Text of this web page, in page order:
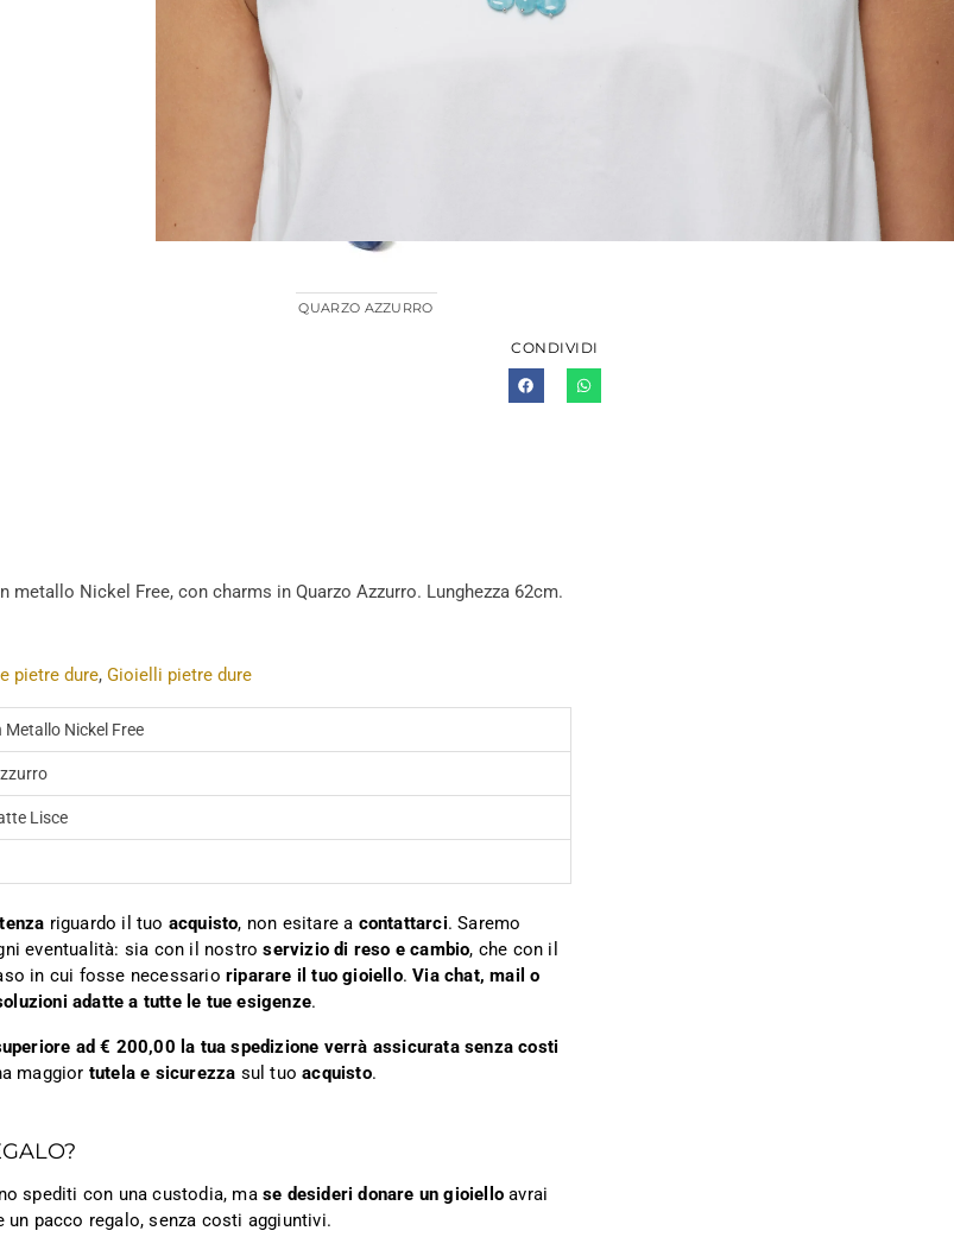
QUARZO AZZURRO
CONDIVIDI
metallo Nickel Free, con charms in Quarzo Azzurro. Lunghezza 62cm.
pietre dure, Gioielli pietre dure
Metallo Nickel Free
Lisce
riguardo il tuo acquisto, non esitare a contattarci. Saremo
eventualità: sia con il nostroservizio di reso e cambio, che con il
in cui fosse necessarioriparare il tuo gioiello.Via chat, mail o
adatte a tutte le tue esigenze.
ad € 200,00 la tua spedizione verrà assicurata senza costi
maggior tutela e sicurezza sul tuoacquisto.
spediti con una custodia, ma se desideri donare un gioiello avrai
pacco regalo, senza costi aggiuntivi.